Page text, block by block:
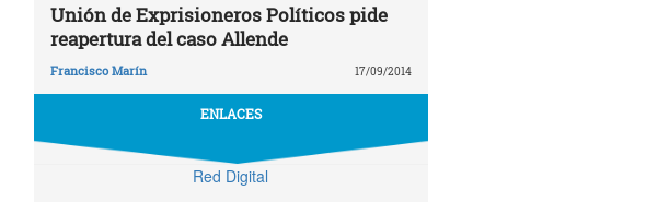
Unión de Exprisioneros Políticos pide
reapertura del caso Allende
Francisco Marín 17/09/2014
ENLACES
Red Digital